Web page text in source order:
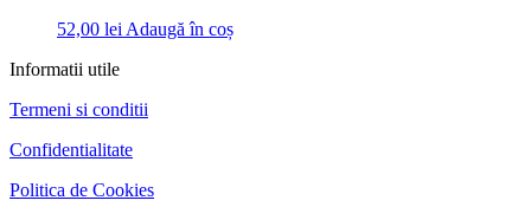
52,00 lei Adaugă în coș
Informatii utile
Termeni si conditii
Confidentialitate
Politica de Cookies